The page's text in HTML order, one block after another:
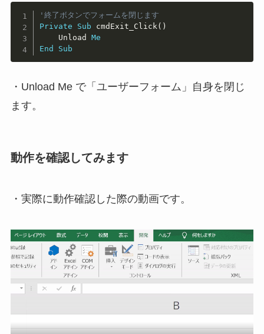
'終了ボタンでフォームを閉じます
Private
Sub cmdExit_Click( )
    Unload
Me
End
Sub
・Unload Me で「ユーザーフォーム」自身を閉じ
ます。
動作を確認してみます
・実際に動作確認した際の動画です。